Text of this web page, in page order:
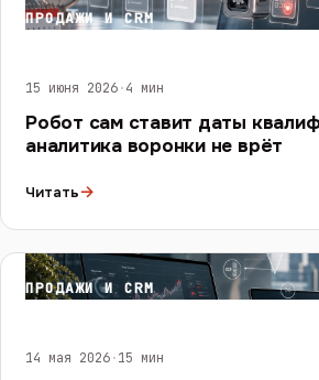
ПРОДАЖИ И CRM
15 июня 2026·4 мин
Робот сам ставит даты
аналитика воронки не врёт
Читать→
ПРОДАЖИ И CRM
14 мая 2026·15 мин